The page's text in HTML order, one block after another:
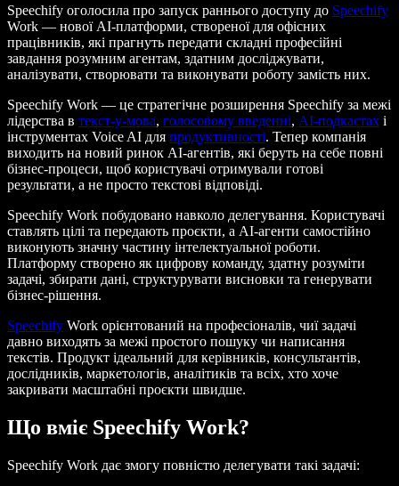
Speechify оголосила про запуск раннього доступу до Speechify
Work — нової AI-платформи, створеної для офісних
працівників, які прагнуть передати складні професійні
завдання розумним агентам, здатним досліджувати,
аналізувати, створювати та виконувати роботу замість них.
Speechify Work — це стратегічне розширення Speechify за межі
лідерства в текст-у-мова, голосовому введенні, AI-подкастах і
інструментах Voice AI для продуктивності. Тепер компанія
виходить на новий ринок AI-агентів, які беруть на себе повні
бізнес-процеси, щоб користувачі отримували готові
результати, а не просто текстові відповіді.
Speechify Work побудовано навколо делегування. Користувачі
ставлять цілі та передають проєкти, а AI-агенти самостійно
виконують значну частину інтелектуальної роботи.
Платформу створено як цифрову команду, здатну розуміти
задачі, збирати дані, структурувати висновки та генерувати
бізнес-рішення.
Speechify Work орієнтований на професіоналів, чиї задачі
давно виходять за межі простого пошуку чи написання
текстів. Продукт ідеальний для керівників, консультантів,
дослідників, маркетологів, аналітиків та всіх, хто хоче
закривати масштабні проєкти швидше.
Що вміє Speechify Work?
Speechify Work дає змогу повністю делегувати такі задачі: